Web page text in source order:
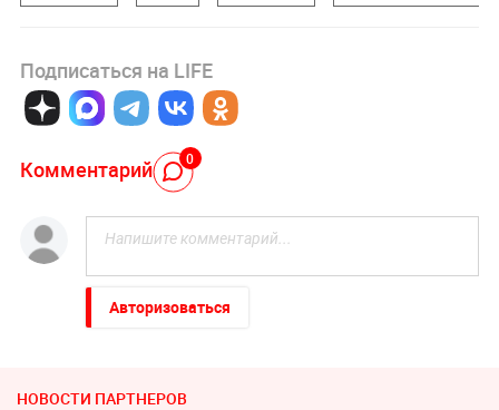
Подписаться на LIFE
Комментарий 0
Авторизоваться
НОВОСТИ ПАРТНЕРОВ